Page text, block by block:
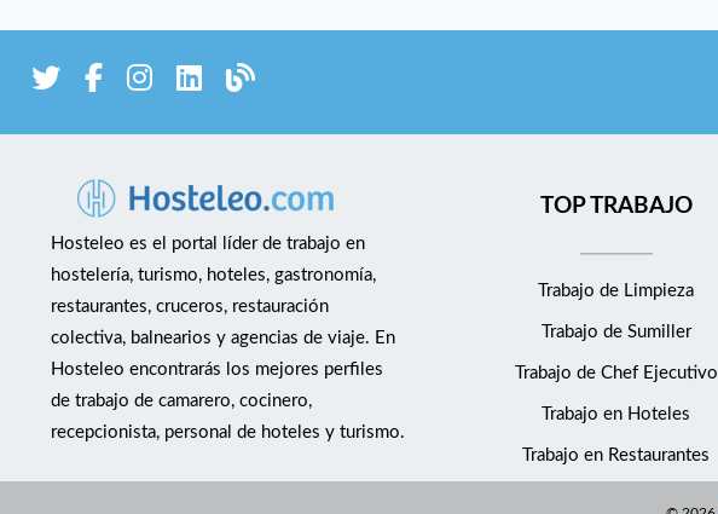
Hosteleo es el portal líder de trabajo en
hostelería, turismo, hoteles, gastronomía,
restaurantes, cruceros, restauración
colectiva, balnearios y agencias de viaje. En
Hosteleo encontrarás los mejores perfiles
de trabajo de camarero, cocinero,
recepcionista, personal de hoteles y turismo.
TOP TRABAJO
Trabajo de Limpieza
Trabajo de Sumiller
Trabajo de Chef Ejecutivo
Trabajo en Hoteles
Trabajo en Restaurantes